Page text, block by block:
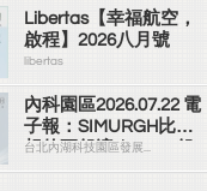
Libertas【幸福航空，
啟程】2026八月號
libertas
內科園區2026.07.22 電
子報：SIMURGH比你
想的更舒適｜Su-Si 舒
仕裝 都會日常輕鬆穿
台北內湖科技園區發展...